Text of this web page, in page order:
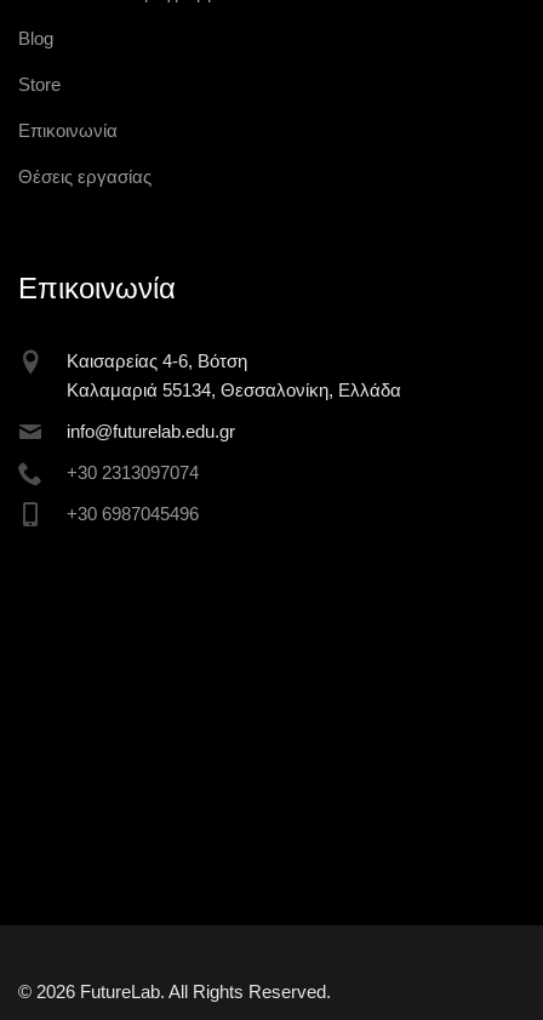
Blog
Store
Επικοινωνία
Θέσεις εργασίας
Επικοινωνία
Καισαρείας 4-6, Βότση
Καλαμαριά 55134, Θεσσαλονίκη, Ελλάδα
info@futurelab.edu.gr
+30 2313097074
+30 6987045496
© 2026 FutureLab. All Rights Reserved.